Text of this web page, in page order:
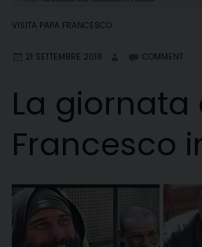
VISITA PAPA FRANCESCO
21 SETTEMBRE 2018 COMMENT
La giornata
Francesco